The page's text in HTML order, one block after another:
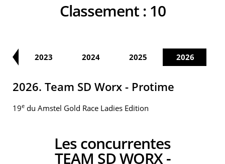
Classement : 10
2023 2024 2025 2026
2026. Team SD Worx - Protime
19e du Amstel Gold Race Ladies Edition
Les concurrentes
TEAM SD WORX -